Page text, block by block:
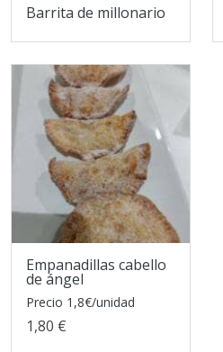
Barrita de millonario
Empanadillas cabello
de ángel
Precio 1,8€/unidad
1,80 €